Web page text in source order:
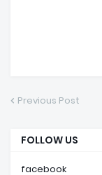
Previous Post
FOLLOW US
facebook